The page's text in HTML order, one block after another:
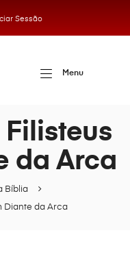
Sessão
Menu
Bíblia
Diante da Arca
Filisteus
da Arca